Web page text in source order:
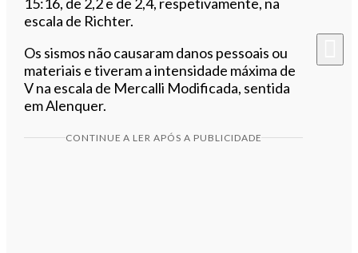
escala de Richter.
Os sismos não causaram danos pessoais ou
materiais e tiveram a intensidade máxima de
V na escala de Mercalli Modificada, sentida
em Alenquer.
CONTINUE A LER APÓS A PUBLICIDADE